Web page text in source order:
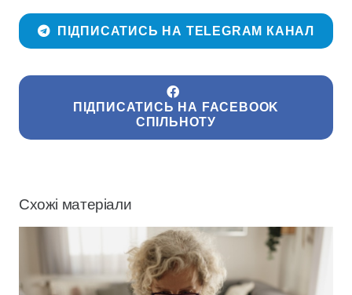
ПІДПИСАТИСЬ НА TELEGRAM КАНАЛ
ПІДПИСАТИСЬ НА FACEBOOK
СПІЛЬНОТУ
Схожі матеріали